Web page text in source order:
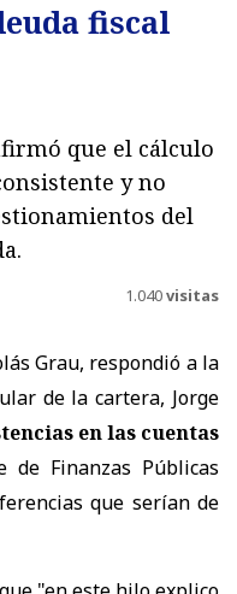
fiscal
que el cálculo
y no
del
1.040visitas
Grau, respondió a la
de la cartera, Jorge
en las cuentas
Finanzas Públicas
que serían de